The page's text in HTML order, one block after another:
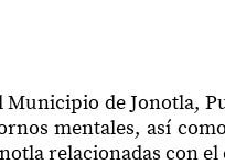
de Jonotla,
mentales, así
relacionadas con el